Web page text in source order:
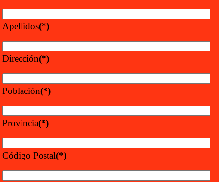
Apellidos(*)
Dirección(*)
Población(*)
Provincia(*)
Código Postal(*)